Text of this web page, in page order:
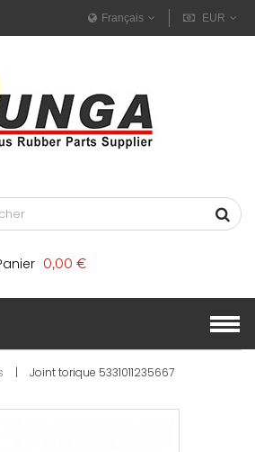
EUR
Français
0,00 €
| Joint torique 5331011235667